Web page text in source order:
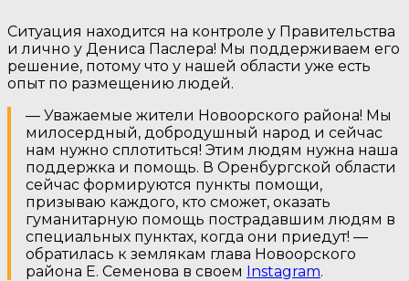
Ситуация находится на контроле у Правительства
и лично у Дениса Паслера! Мы поддерживаем его
решение, потому что у нашей области уже есть
опыт по размещению людей.
— Уважаемые жители Новоорского района! Мы
милосердный, добродушный народ и сейчас
нам нужно сплотиться! Этим людям нужна наша
поддержка и помощь. В Оренбургской области
сейчас формируются пункты помощи,
призываю каждого, кто сможет, оказать
гуманитарную помощь пострадавшим людям в
специальных пунктах, когда они приедут! —
обратилась к землякам глава Новоорского
района Е. Семенова в своем Instagram.